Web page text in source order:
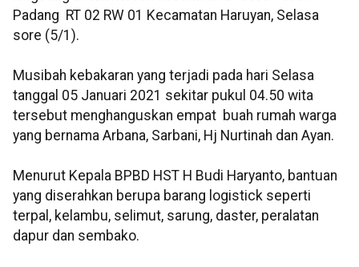
Padang RT 02 RW 01 Kecamatan Haruyan, Selasa
sore (5/1).
Musibah kebakaran yang terjadi pada hari Selasa
tanggal 05 Januari 2021 sekitar pukul 04.50 wita
tersebut menghanguskan empat buah rumah warga
yang bernama Arbana, Sarbani, Hj Nurtinah dan Ayan.
Menurut Kepala BPBD HST H Budi Haryanto, bantuan
yang diserahkan berupa barang logistick seperti
terpal, kelambu, selimut, sarung, daster, peralatan
dapur dan sembako.